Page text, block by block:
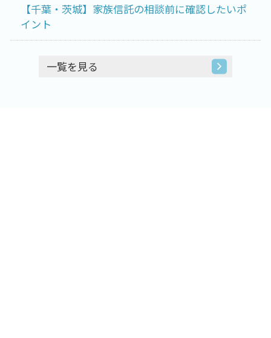
【千葉・茨城】家族信託の相談前に確認したいポ
イント
一覧を見る